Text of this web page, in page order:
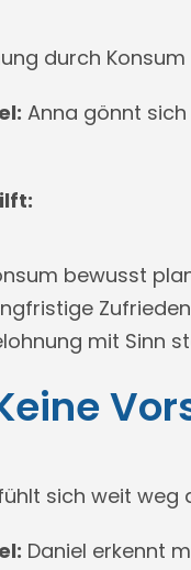
durch
Anna gönnt
bewusst
mit Sinn
sich weit weg
Daniel erkennt